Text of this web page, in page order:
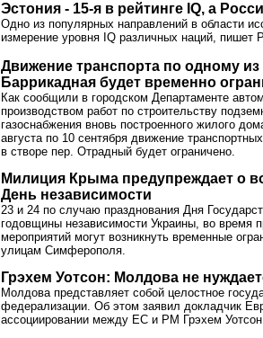
Эстония - 15-я в рейтинге IQ, а
Одно из популярных направлений в области
измерение уровня IQ различных наций, пишет
Движение транспорта по одному из
Баррикадная будет временно
Как сообщили в городском Департаменте
производством работ по строительству
газоснабжения вновь построенного жилого
августа по 10 сентября движение
в створе пер. Отрадный будет ограничено.
Милиция Крыма предупреждает о
День независимости
23 и 24 по случаю празднования Дня
годовщины независимости Украины, во время
мероприятий могут возникнуть временные
улицам Симферополя.
Грэхем Уотсон: Молдова не
Молдова представляет собой целостное
федерализации. Об этом заявил докладчик
ассоциировании между ЕС и РМ Грэхем